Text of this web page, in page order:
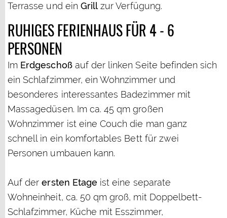
Terrasse und ein Grill zur Verfügung.
RUHIGES FERIENHAUS FÜR 4 - 6
PERSONEN
Im Erdgeschoßauf der linken Seite befinden sich
ein Schlafzimmer, ein Wohnzimmer und
besonderes interessantes Badezimmer mit
Massagedüsen. Im ca. 45 qm großen
Wohnzimmer ist eine Couch die man ganz
schnell in ein komfortables Bett für zwei
Personen umbauen kann.
Auf derersten Etage ist eine separate
Wohneinheit, ca. 50 qm groß, mit Doppelbett-
Schlafzimmer, Küche mit Esszimmer,